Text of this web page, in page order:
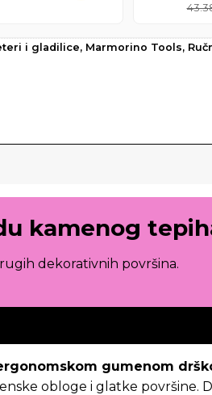
i gladilice, Marmorino Tools,
kamenog
dekorativnih površina.
gumenom
obloge i glatke površine.